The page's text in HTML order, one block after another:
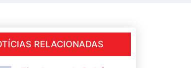
RELACIONADAS